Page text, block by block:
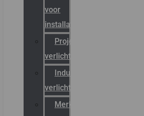
voor
installateurs
Projectreferenties
verlichting
Industriële
verlichting
Merken